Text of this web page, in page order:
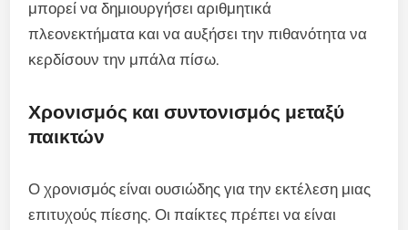
μπορεί να δημιουργήσει αριθμητικά
πλεονεκτήματα και να αυξήσει την πιθανότητα να
κερδίσουν την μπάλα πίσω.
Χρονισμός και συντονισμός μεταξύ
παικτών
Ο χρονισμός είναι ουσιώδης για την εκτέλεση μιας
επιτυχούς πίεσης. Οι παίκτες πρέπει να είναι